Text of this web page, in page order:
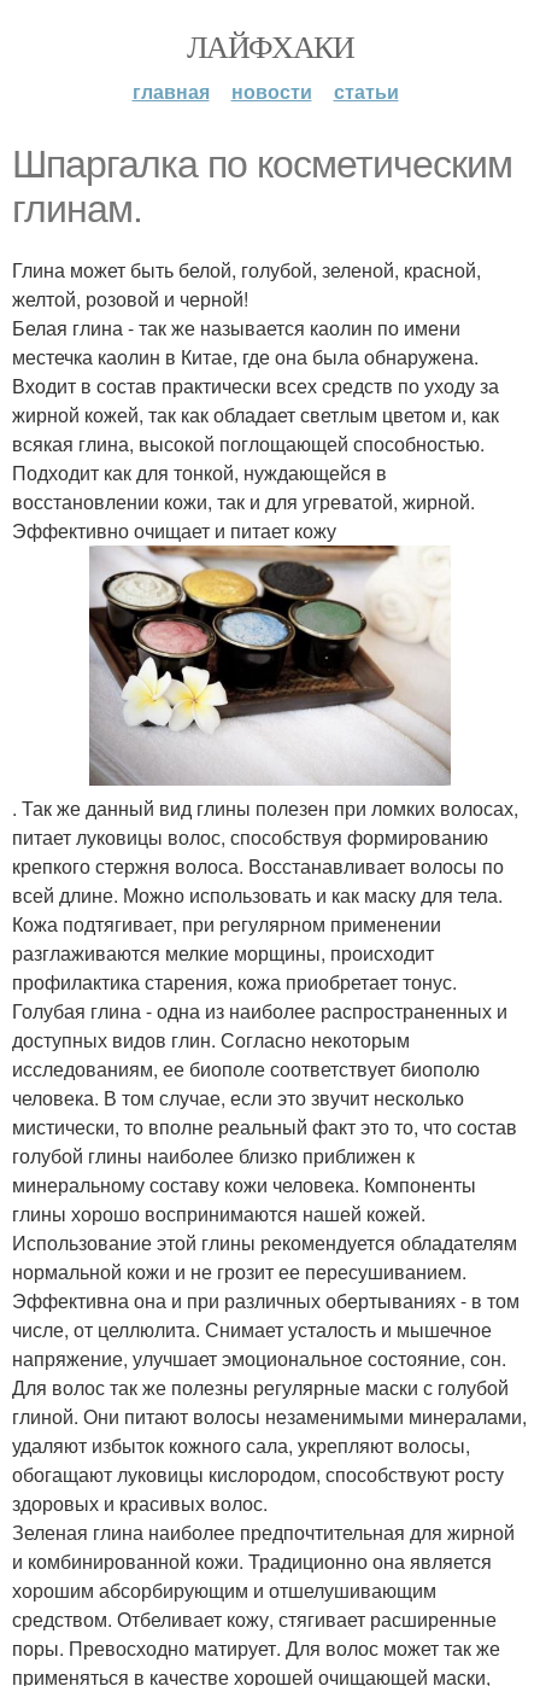
ЛАЙФХАКИ
главная новости статьи
Шпаргалка по косметическим
глинам.
Глина может быть белой, голубой, зеленой, красной,
желтой, розовой и черной!
Белая глина - так же называется каолин по имени
местечка каолин в Китае, где она была обнаружена.
Входит в состав практически всех средств по уходу за
жирной кожей, так как обладает светлым цветом и, как
всякая глина, высокой поглощающей способностью.
Подходит как для тонкой, нуждающейся в
восстановлении кожи, так и для угреватой, жирной.
Эффективно очищает и питает кожу
. Так же данный вид глины полезен при ломких волосах,
питает луковицы волос, способствуя формированию
крепкого стержня волоса. Восстанавливает волосы по
всей длине. Можно использовать и как маску для тела.
Кожа подтягивает, при регулярном применении
разглаживаются мелкие морщины, происходит
профилактика старения, кожа приобретает тонус.
Голубая глина - одна из наиболее распространенных и
доступных видов глин. Согласно некоторым
исследованиям, ее биополе соответствует биополю
человека. В том случае, если это звучит несколько
мистически, то вполне реальный факт это то, что состав
голубой глины наиболее близко приближен к
минеральному составу кожи человека. Компоненты
глины хорошо воспринимаются нашей кожей.
Использование этой глины рекомендуется обладателям
нормальной кожи и не грозит ее пересушиванием.
Эффективна она и при различных обертываниях - в том
числе, от целлюлита. Снимает усталость и мышечное
напряжение, улучшает эмоциональное состояние, сон.
Для волос так же полезны регулярные маски с голубой
глиной. Они питают волосы незаменимыми минералами,
удаляют избыток кожного сала, укрепляют волосы,
обогащают луковицы кислородом, способствуют росту
здоровых и красивых волос.
Зеленая глина наиболее предпочтительная для жирной
и комбинированной кожи. Традиционно она является
хорошим абсорбирующим и отшелушивающим
средством. Отбеливает кожу, стягивает расширенные
поры. Превосходно матирует. Для волос может так же
применяться в качестве хорошей очищающей маски,